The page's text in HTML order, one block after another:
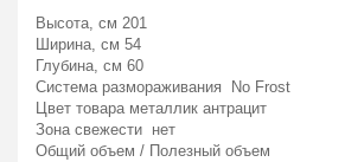
Высота, см 201
Ширина, см 54
Глубина, см 60
Система размораживания No Frost
Цвет товара металлик антрацит
Зона свежести нет
Общий объем / Полезный объем